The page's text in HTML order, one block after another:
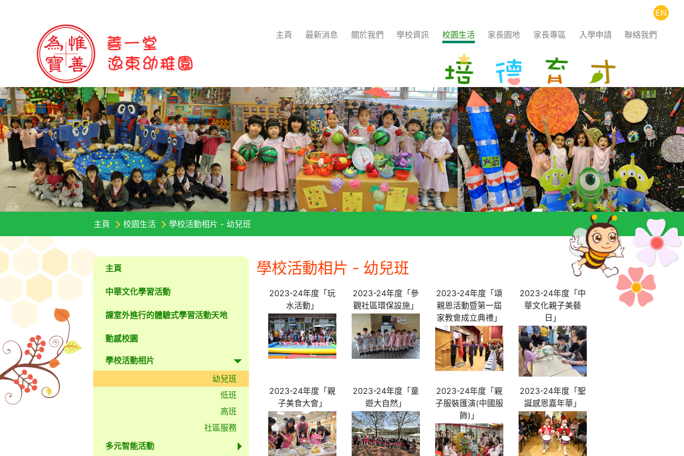
主頁 最新消息 關於我們 學校資訊 校園生活 家長園地 家長專區 入學申請 聯絡我們
EN
主頁 校園生活 學校活動相片 - 幼兒班
主頁
中華文化學習活動
課室外進行的體驗式學習活動天地
動感校園
學校活動相片
幼兒班
低班
高班
社區服務
多元智能活動
學校活動相片 - 幼兒班
2023-24年度「玩
水活動」
2023-24年度「參
觀社區環保設施」
2023-24年度「頌
親恩活動暨第一屆
家教會成立典禮」
2023-24年度「中
華文化親子美藝
日」
2023-24年度「親
子美食大會」
2023-24年度「童
遊大自然」
2023-24年度「親
子服裝匯演(中國服
飾)」
2023-24年度「聖
誕感恩嘉年華」